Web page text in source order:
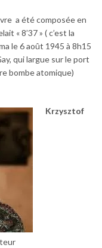
a été composée en
« 8’37 » ( c’est la
le 6 août 1945 à 8h15
qui largue sur le port
bombe atomique)
Krzysztof